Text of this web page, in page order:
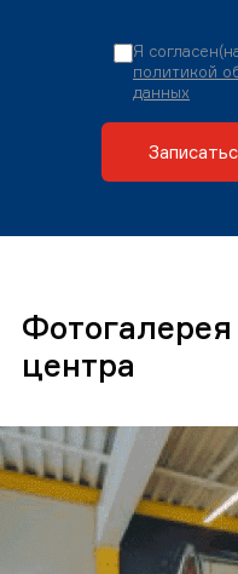
Я
политикой
данных
центра